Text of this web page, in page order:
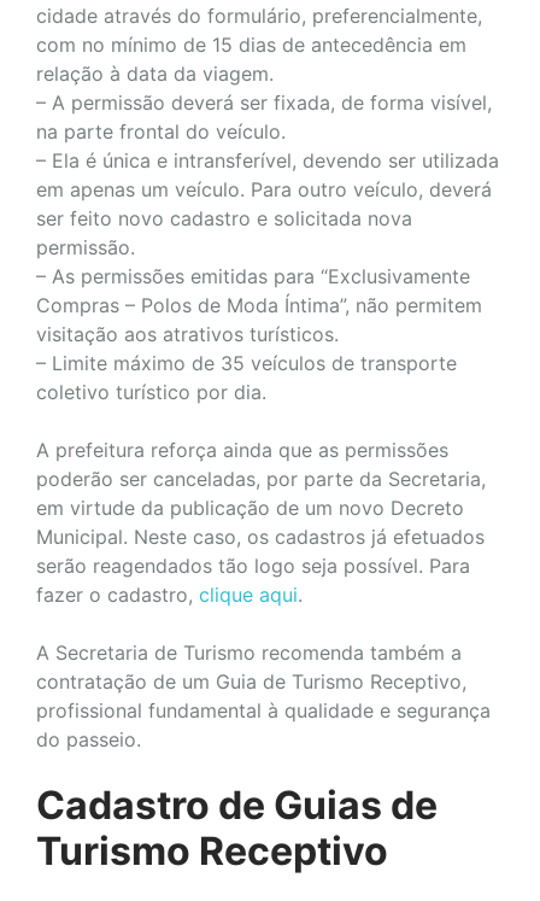
cidade através do formulário, preferencialmente,
com no mínimo de 15 dias de antecedência em
relação à data da viagem.
– A permissão deverá ser fixada, de forma visível,
na parte frontal do veículo.
– Ela é única e intransferível, devendo ser utilizada
em apenas um veículo. Para outro veículo, deverá
ser feito novo cadastro e solicitada nova
permissão.
– As permissões emitidas para “Exclusivamente
Compras – Polos de Moda Íntima”, não permitem
visitação aos atrativos turísticos.
– Limite máximo de 35 veículos de transporte
coletivo turístico por dia.
A prefeitura reforça ainda que as permissões
poderão ser canceladas, por parte da Secretaria,
em virtude da publicação de um novo Decreto
Municipal. Neste caso, os cadastros já efetuados
serão reagendados tão logo seja possível. Para
fazer o cadastro, clique aqui.
A Secretaria de Turismo recomenda também a
contratação de um Guia de Turismo Receptivo,
profissional fundamental à qualidade e segurança
do passeio.
Cadastro de Guias de
Turismo Receptivo